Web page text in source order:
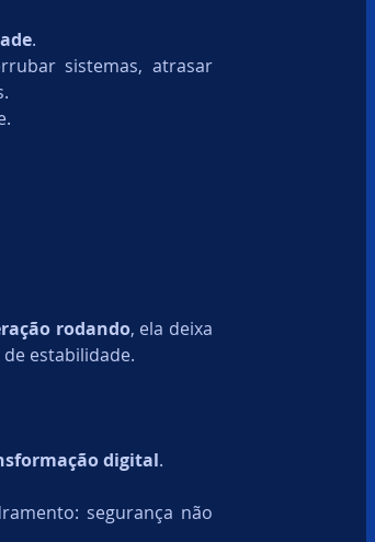
.
sistemas, atrasar
rodando, ela deixa
estabilidade.
digital.
segurança não